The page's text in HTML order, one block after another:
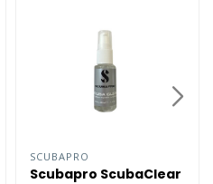
SCUBAPRO
Scubapro ScubaClear